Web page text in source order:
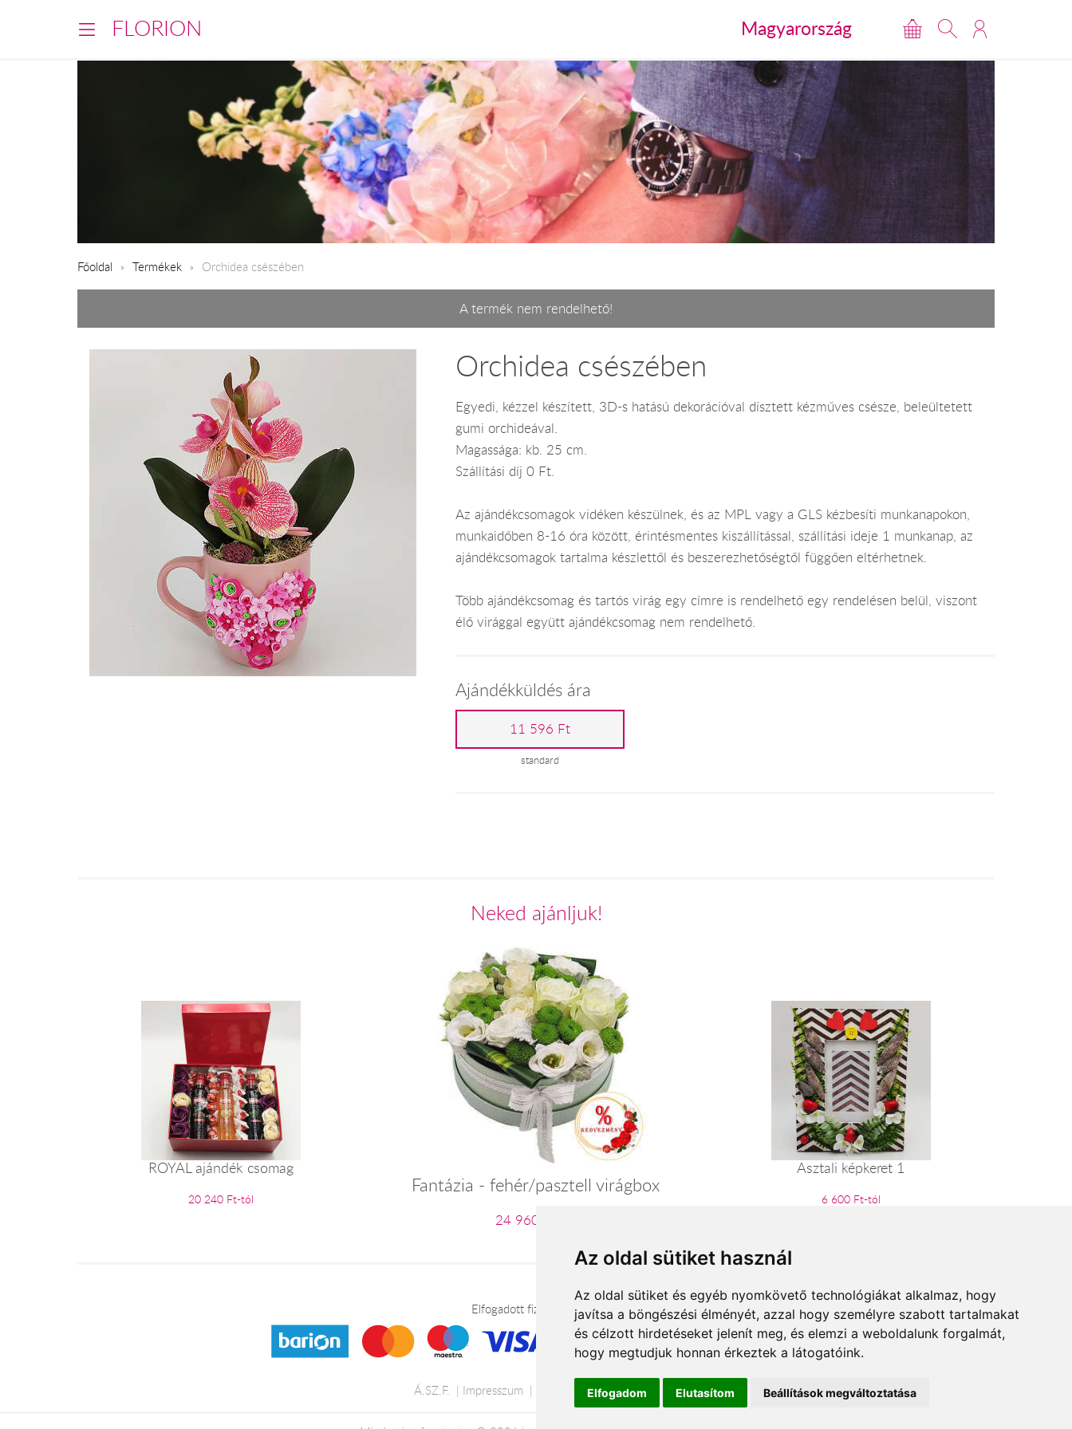
Az oldal sütiket használ
Az oldal sütiket és egyéb nyomkövető technológiákat alkalmaz, hogy
javítsa a böngészési élményét, azzal hogy személyre szabott tartalmakat
és célzott hirdetéseket jelenít meg, és elemzi a weboldalunk forgalmát,
hogy megtudjuk honnan érkeztek a látogatóink.
Elfogadom Elutasítom Beállítások megváltoztatása
FLORION Magyarország
Főoldal Termékek Orchidea csészében
A termék nem rendelhető!
Orchidea csészében
Egyedi, kézzel készített, 3D-s hatású dekorációval dísztett kézműves csésze, beleültetett
gumi orchideával.
Magassága: kb. 25 cm.
Szállítási díj 0 Ft.
Az ajándékcsomagok vidéken készülnek, és az MPL vagy a GLS kézbesíti munkanapokon,
munkaidőben 8-16 óra között, érintésmentes kiszállítással, szállítási ideje 1 munkanap, az
ajándékcsomagok tartalma készlettől és beszerezhetőségtől függően eltérhetnek.
Több ajándékcsomag és tartós virág egy címre is rendelhető egy rendelésen belül, viszont
élő virággal együtt ajándékcsomag nem rendelhető.
Ajándékküldés ára
11 596 Ft
standard
Neked ajánljuk!
ROYAL ajándék csomag
20 240 Ft-tól
Fantázia - fehér/pasztell virágbox
24 960 Ft-tól
Asztali képkeret 1
6 600 Ft-tól
Elfogadott fizetési módok
Á.SZ.F. Impresszum Adatkezelési tájékoztató